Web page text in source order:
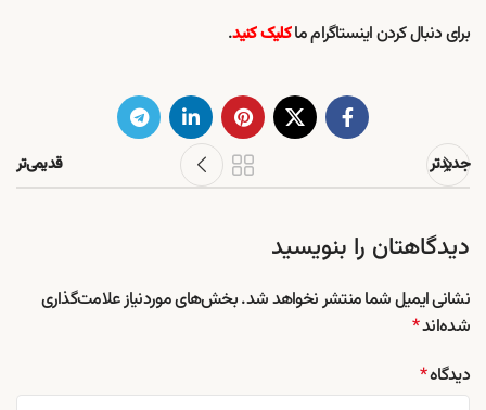
برای دنبال کردن اینستاگرام ماکلیک کنید.
جدیدتر قدیمی‌تر
دیدگاهتان را بنویسید
نشانی ایمیل شما منتشر نخواهد شد.بخش‌های موردنیاز علامت‌گذاری
شده‌اند*
دیدگاه*